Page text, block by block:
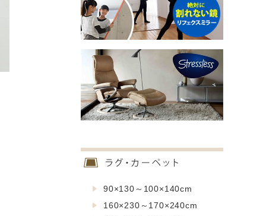
90×130～100×140cm
160×230～170×240cm